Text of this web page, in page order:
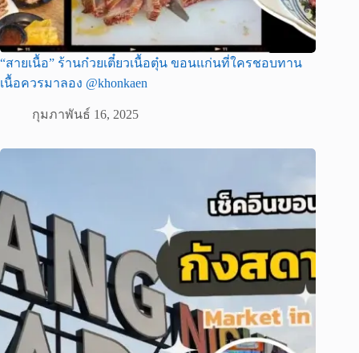
“สายเนื้อ” ร้านก๋วยเตี๋ยวเนื้อตุ๋น ขอนแก่นที่ใครชอบทาน
เนื้อควรมาลอง @khonkaen
กุมภาพันธ์ 16, 2025